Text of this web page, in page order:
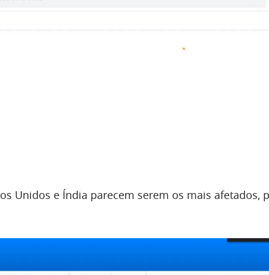
Unidos e Índia parecem serem os mais afetados,